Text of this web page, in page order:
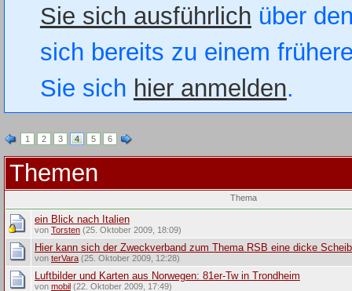
Sie sich ausführlich über
sich bereits zu einem
Sie sich hier anmelden.
1 2 3 4 5 6
Themen
Thema
ein Blick nach Italien
von Torsten(25. Oktober 2009, 18:09)
Hier kann sich der Zweckverband zum Thema RSB eine dicke
von terVara(25. Oktober 2009, 12:28)
Luftbilder und Karten aus Norwegen: 81er-Tw in Trondheim
von mobil (22. Oktober 2009, 17:49)